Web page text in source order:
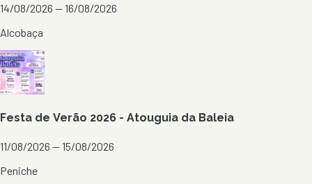
14/08/2026 — 16/08/2026
Alcobaça
Festa de Verão 2026 - Atouguia da Baleia
11/08/2026 — 15/08/2026
Peniche